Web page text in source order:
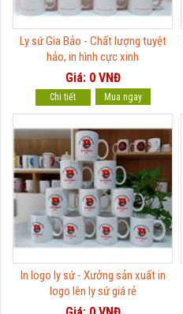
Ly sứ Gia Bảo - Chất lượng tuyệt
hảo, in hình cực xinh
Giá: 0 VNĐ
Chi tiết
In logo ly sứ - Xưởng sản xuất in
logo lên ly sứ giá rẻ